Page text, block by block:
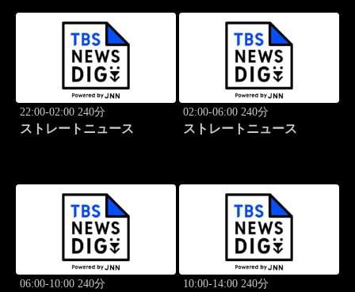
22:00-02:00 240分
ストレートニュース
02:00-06:00 240分
ストレートニュース
06:00-10:00 240分 10:00-14:00 240分